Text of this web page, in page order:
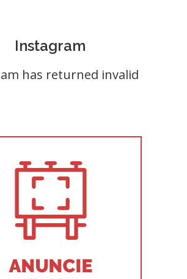
Instagram
has returned invalid